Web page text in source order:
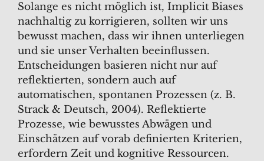
Solange es nicht möglich ist, Implicit Biases
nachhaltig zu korrigieren, sollten wir uns
bewusst machen, dass wir ihnen unterliegen
und sie unser Verhalten beeinflussen.
Entscheidungen basieren nicht nur auf
reflektierten, sondern auch auf
automatischen, spontanen Prozessen (z. B.
Strack & Deutsch, 2004). Reflektierte
Prozesse, wie bewusstes Abwägen und
Einschätzen auf vorab definierten Kriterien,
erfordern Zeit und kognitive Ressourcen.